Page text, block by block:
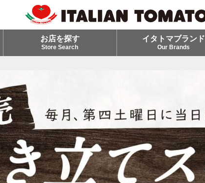
お店を探す
Store Search
イタトマブランド
Our Brands